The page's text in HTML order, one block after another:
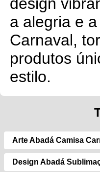
a alegria e
Carnaval,
produtos
estilo.
Arte Abadá Camisa
Design Abadá